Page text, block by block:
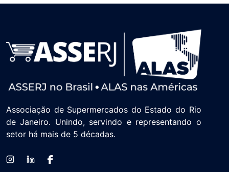
Associação de Supermercados do Estado do Rio
de Janeiro. Unindo, servindo e representando o
setor há mais de 5 décadas.